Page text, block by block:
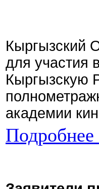
Кыргызский
для участия
Кыргызскую
академии
Подробнее